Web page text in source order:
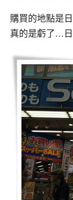
購買的地點是
真的是虧了…日